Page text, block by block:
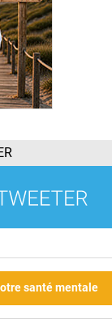
santé mentale